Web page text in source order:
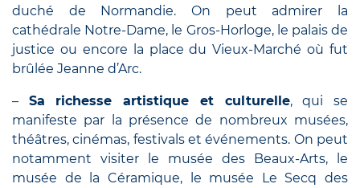
duché de Normandie. On peut admirer la
cathédrale Notre-Dame, le Gros-Horloge, le palais de
justice ou encore la place du Vieux-Marché où fut
brûlée Jeanne d’Arc.
– Sa richesse artistique et culturelle, qui se
manifeste par la présence de nombreux musées,
théâtres, cinémas, festivals et événements. On peut
notamment visiter le musée des Beaux-Arts, le
musée de la Céramique, le musée Le Secq des